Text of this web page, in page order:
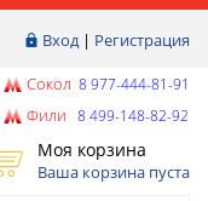
Вход| Регистрация
Сокол 8 977-444-81-91
Фили 8 499-148-82-92
Моя корзина
Ваша корзина пуста